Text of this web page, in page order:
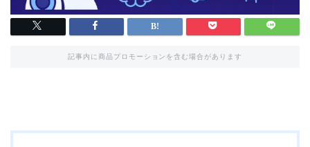
記事内に商品プロモーションを含む場合があります